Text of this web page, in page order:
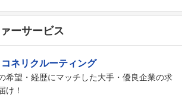
ーサービス
ネリクルーティング
希望・経歴にマッチした大手・優良企業の求
け！